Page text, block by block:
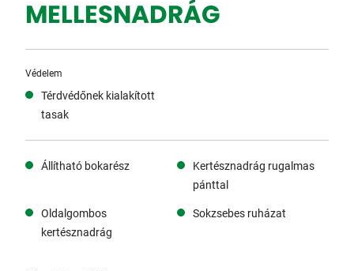
MELLESNADRÁG
Védelem
Térdvédőnek kialakított
tasak
Állítható bokarész
Kertésznadrág rugalmas
pánttal
Oldalgombos
kertésznadrág
Sokzsebes ruházat